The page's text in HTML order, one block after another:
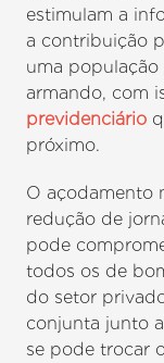
estimulam a
a contribuição
uma população
armando, com
previdenciário
próximo.
O açodamento
redução de
pode
todos os de
do setor
conjunta junto
se pode trocar